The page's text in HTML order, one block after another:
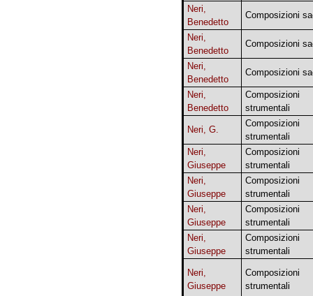
Neri,
Benedetto
Composizioni
Neri,
Benedetto
Composizioni
Neri,
Benedetto
Composizioni
Neri,
Benedetto
Composizioni
strumentali
Neri, G.
Composizioni
strumentali
Neri,
Giuseppe
Composizioni
strumentali
Neri,
Giuseppe
Composizioni
strumentali
Neri,
Giuseppe
Composizioni
strumentali
Neri,
Giuseppe
Composizioni
strumentali
Neri,
Giuseppe
Composizioni
strumentali